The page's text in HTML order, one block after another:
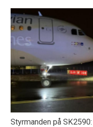
Styrmanden på